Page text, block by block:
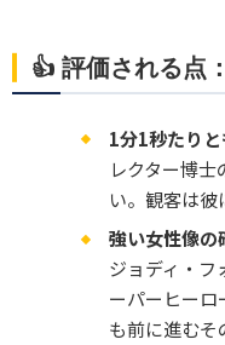
👍 評価される点
1分1秒たりと
レクター博
い。観客は彼
強い女性像の
ジョディ・フ
ーパーヒーロ
も前に進むそ